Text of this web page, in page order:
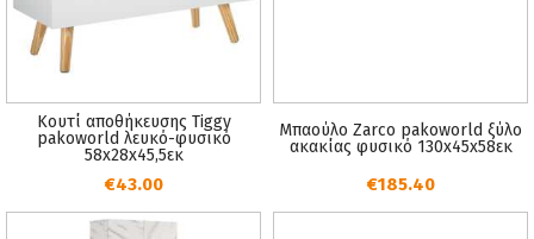
Κουτί αποθήκευσης Tiggy
pakoworld λευκό-φυσικό
58x28x45,5εκ
€43.00
Μπαούλο Zarco pakoworld ξύλο
ακακίας φυσικό 130x45x58εκ
€185.40